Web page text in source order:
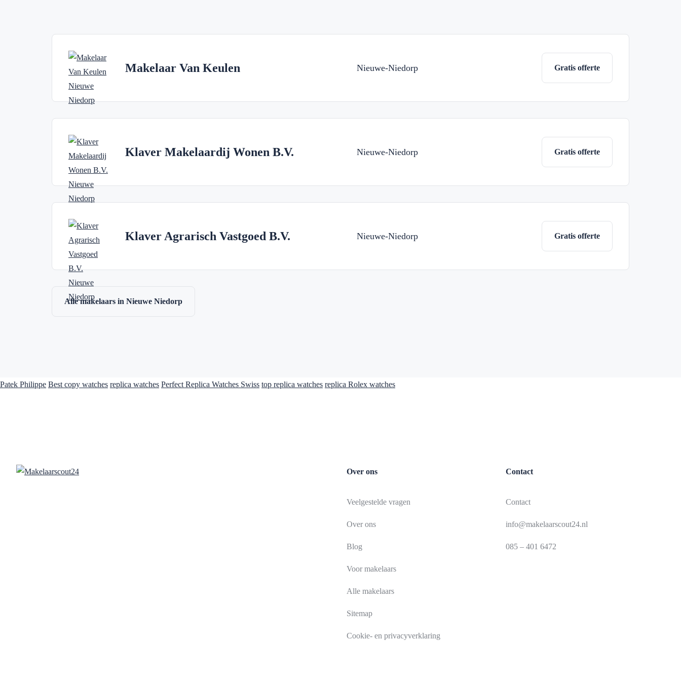
Makelaar Van Keulen Nieuwe-Niedorp Gratis offerte
Klaver Makelaardij Wonen B.V. Nieuwe-Niedorp Gratis offerte
Klaver Agrarisch Vastgoed B.V. Nieuwe-Niedorp Gratis offerte
Alle makelaars in Nieuwe Niedorp
Patek Philippe Best copy watches replica watches Perfect Replica Watches Swiss top replica watches replica Rolex watches
Over ons
Veelgestelde vragen
Over ons
Blog
Voor makelaars
Alle makelaars
Sitemap
Cookie- en privacyverklaring
Contact
Contact
info@makelaarscout24.nl
085 – 401 6472